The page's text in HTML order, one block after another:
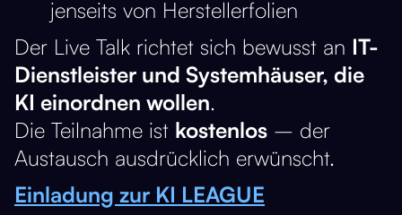
jenseits von Herstellerfolien
Der Live Talk richtet sich bewusst an IT-
Dienstleister und Systemhäuser, die
KI einordnen wollen.
Die Teilnahme ist kostenlos – der
Austausch ausdrücklich erwünscht.
Einladung zur KI LEAGUE